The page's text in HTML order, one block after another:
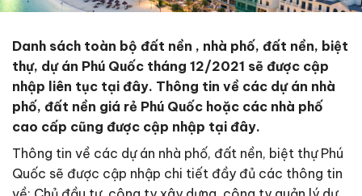
Danh sách toàn bộ đất nền , nhà phố, đất nền, biệt
thự, dự án Phú Quốc tháng 12/2021 sẽ được cập
nhập liên tục tại đây. Thông tin về các dự án nhà
phố, đất nền giá rẻ Phú Quốc hoặc các nhà phố
cao cấp cũng được cập nhập tại đây.
Thông tin về các dự án nhà phố, đất nền, biệt thự Phú
Quốc sẽ được cập nhập chi tiết đầy đủ các thông tin